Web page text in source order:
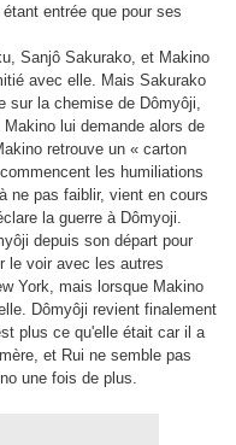
entrée que pour ses
Sanjô Sakurako, et Makino
avec elle. Mais Sakurako
sur la chemise de Dômyôji,
lui demande alors de
retrouve un « carton
les humiliations
ne pas faiblir, vient en cours
la guerre à Dômyoji.
depuis son départ pour
le voir avec les autres
York, mais lorsque Makino
Dômyôji revient finalement
plus ce qu'elle était car il a
et Rui ne semble pas
une fois de plus.